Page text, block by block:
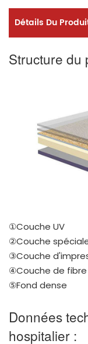
Détails Du
Structure du
①Couche UV
②Couche
③Couche
④Couche de
⑤Fond dense
Données
hospitalier :